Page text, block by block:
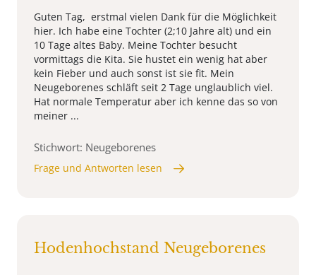
Guten Tag, erstmal vielen Dank für die Möglichkeit
hier. Ich habe eine Tochter (2;10 Jahre alt) und ein
10 Tage altes Baby. Meine Tochter besucht
vormittags die Kita. Sie hustet ein wenig hat aber
kein Fieber und auch sonst ist sie fit. Mein
Neugeborenes schläft seit 2 Tage unglaublich viel.
Hat normale Temperatur aber ich kenne das so von
meiner ...
Stichwort: Neugeborenes
Frage und Antworten lesen
Hodenhochstand Neugeborenes